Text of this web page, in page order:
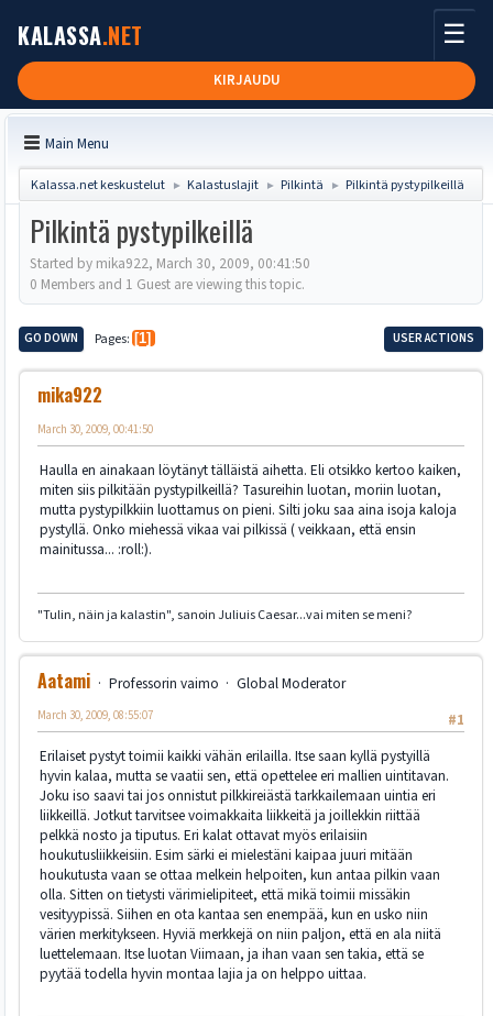
KALASSA.NET
KIRJAUDU
☰
Main Menu
Kalassa.net keskustelut ► Kalastuslajit ► Pilkintä ► Pilkintä pystypilkeillä
Pilkintä pystypilkeillä
Started by mika922, March 30, 2009, 00:41:50
0 Members and 1 Guest are viewing this topic.
GO DOWN Pages 1 USER ACTIONS
mika922
March 30, 2009, 00:41:50
Haulla en ainakaan löytänyt tälläistä aihetta. Eli otsikko kertoo kaiken,
miten siis pilkitään pystypilkeillä? Tasureihin luotan, moriin luotan,
mutta pystypilkkiin luottamus on pieni. Silti joku saa aina isoja kaloja
pystyllä. Onko miehessä vikaa vai pilkissä ( veikkaan, että ensin
mainitussa... :roll:).
"Tulin, näin ja kalastin", sanoin Juliuis Caesar...vai miten se meni?
Aatami Professorin vaimo
Global Moderator
#1
March 30, 2009, 08:55:07
Erilaiset pystyt toimii kaikki vähän erilailla. Itse saan kyllä pystyillä
hyvin kalaa, mutta se vaatii sen, että opettelee eri mallien uintitavan.
Joku iso saavi tai jos onnistut pilkkireiästä tarkkailemaan uintia eri
liikkeillä. Jotkut tarvitsee voimakkaita liikkeitä ja joillekkin riittää
pelkkä nosto ja tiputus. Eri kalat ottavat myös erilaisiin
houkutusliikkeisiin. Esim särki ei mielestäni kaipaa juuri mitään
houkutusta vaan se ottaa melkein helpoiten, kun antaa pilkin vaan
olla. Sitten on tietysti värimielipiteet, että mikä toimii missäkin
vesityypissä. Siihen en ota kantaa sen enempää, kun en usko niin
värien merkitykseen. Hyviä merkkejä on niin paljon, että en ala niitä
luettelemaan. Itse luotan Viimaan, ja ihan vaan sen takia, että se
pyytää todella hyvin montaa lajia ja on helppo uittaa.